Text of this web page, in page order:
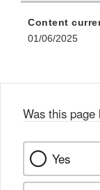
Content
01/06/2025
Was this page
Yes